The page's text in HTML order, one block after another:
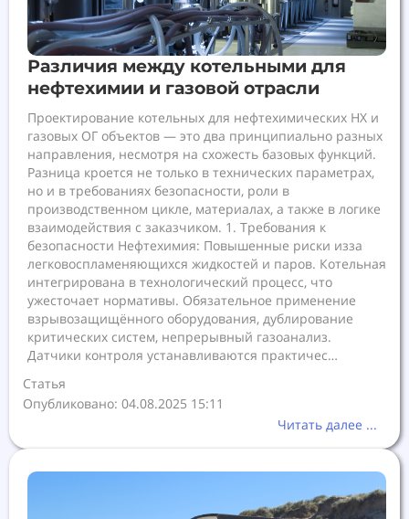
Различия между котельными для
нефтехимии и газовой отрасли
Проектирование котельных для нефтехимических НХ и
газовых ОГ объектов — это два принципиально разных
направления, несмотря на схожесть базовых функций.
Разница кроется не только в технических параметрах,
но и в требованиях безопасности, роли в
производственном цикле, материалах, а также в логике
взаимодействия с заказчиком. 1. Требования к
безопасности Нефтехимия: Повышенные риски изза
легковоспламеняющихся жидкостей и паров. Котельная
интегрирована в технологический процесс, что
ужесточает нормативы. Обязательное применение
взрывозащищённого оборудования, дублирование
критических систем, непрерывный газоанализ.
Датчики контроля устанавливаются практичес…
Статья
Опубликовано: 04.08.2025 15:11
Читать далее ...